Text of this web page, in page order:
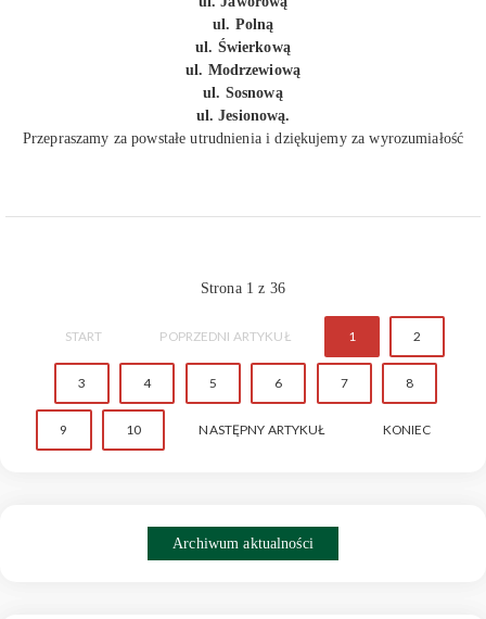
ul. Polną
ul. Świerkową
ul. Modrzewiową
ul. Sosnową
ul. Jesionową.
Przepraszamy za powstałe utrudnienia i dziękujemy za wyrozumiałość
Strona 1 z 36
START POPRZEDNI ARTYKUŁ 1 2
3 4 5 6 7 8
9 10 NASTĘPNY ARTYKUŁ KONIEC
Archiwum aktualności